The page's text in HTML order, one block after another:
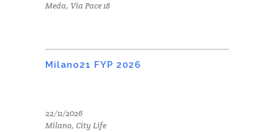
Meda, Via Pace 18
Milano21 FYP 2026
22/11/2026
Milano, City Life